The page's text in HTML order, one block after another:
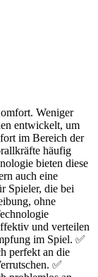
Weniger
entwickelt, um
im Bereich der
häufig
bieten diese
auch eine
Spieler, die bei
ohne
und verteilen
im Spiel. ✅
perfekt an die
✅